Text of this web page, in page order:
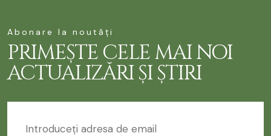
Abonare la noutăți
PRIMEȘTE CELE MAI NOI
ACTUALIZĂRI ȘI ȘTIRI